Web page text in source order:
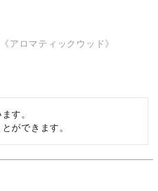
アロマティックウッド》
す。
ができます。